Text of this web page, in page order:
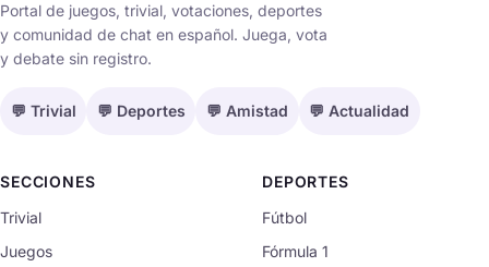
Portal de juegos, trivial, votaciones, deportes
y comunidad de chat en español. Juega, vota
y debate sin registro.
💬 Trivial 💬 Deportes 💬 Amistad 💬 Actualidad
SECCIONES
Trivial
Juegos
DEPORTES
Fútbol
Fórmula 1